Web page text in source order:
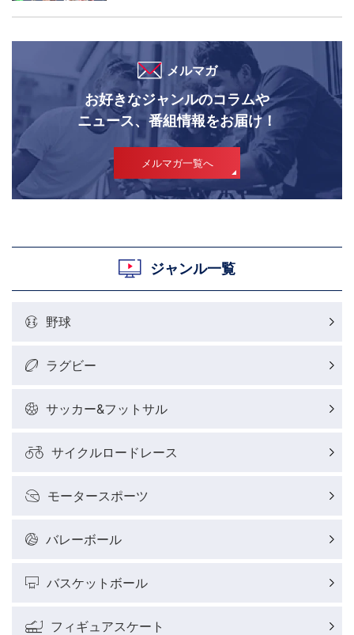
メルマガ
お好きなジャンルのコラムや
ニュース、番組情報をお届け！
メルマガ一覧へ
ジャンル一覧
野球
ラグビー
サッカー&フットサル
サイクルロードレース
モータースポーツ
バレーボール
バスケットボール
フィギュアスケート